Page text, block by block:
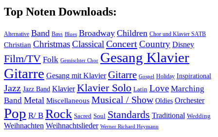
Top Noten Downloads:
Alternative Band Bass Blues Broadway Children Chor und Klavier SATB
Christian ChristmasClassicalConcertCountry Disney
Film/TV Folk Gemischter Chor Gesang Klavier
Gitarre Gesang mit Klavier Gitarre Gospel Holiday Inspirational
Jazz Jazz Band Klavier Klavier Solo Latin Love Marching
Band Metal Miscellaneous Musical / Show Oldies Orchester
Pop R/ B Rock Sacred Soul Standards Traditional Wedding
Weihnachten Weihnachtslieder Werner Richard Heymann